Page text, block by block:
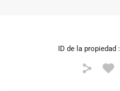
ID de la propiedad :